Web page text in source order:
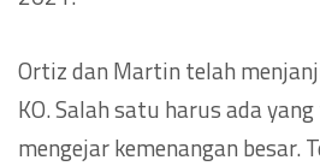
Ortiz dan Martin telah
KO. Salah satu harus ada
mengejar kemenangan besar.